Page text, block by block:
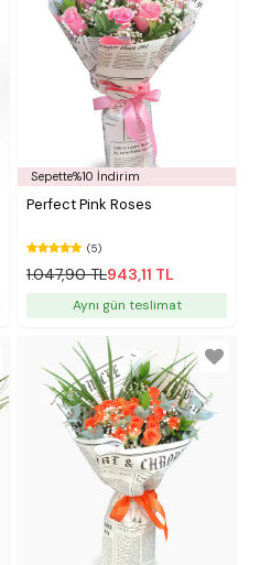
Sepette%10 İndirim
Perfect Pink Roses
(5)
1.047,90 TL943,11 TL
Aynı gün teslimat